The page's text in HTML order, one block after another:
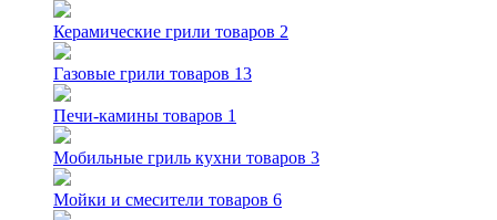
Керамические грили товаров 2
Газовые грили товаров 13
Печи-камины товаров 1
Мобильные гриль кухни товаров 3
Мойки и смесители товаров 6